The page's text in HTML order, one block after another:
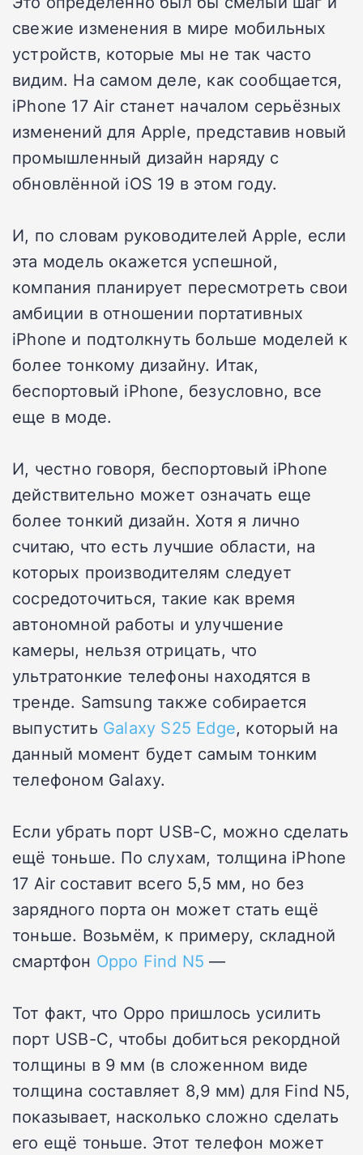
свежие изменения в мире мобильных
устройств, которые мы не так часто
видим. На самом деле, как сообщается,
iPhone 17 Air станет началом серьёзных
изменений для Apple, представив новый
промышленный дизайн наряду с
обновлённой iOS 19 в этом году.
И, по словам руководителей Apple, если
эта модель окажется успешной,
компания планирует пересмотреть свои
амбиции в отношении портативных
iPhone и подтолкнуть больше моделей к
более тонкому дизайну. Итак,
беспортовый iPhone, безусловно, все
еще в моде.
И, честно говоря, беспортовый iPhone
действительно может означать еще
более тонкий дизайн. Хотя я лично
считаю, что есть лучшие области, на
которых производителям следует
сосредоточиться, такие как время
автономной работы и улучшение
камеры, нельзя отрицать, что
ультратонкие телефоны находятся в
тренде. Samsung также собирается
выпустить Galaxy S25 Edge, который на
данный момент будет самым тонким
телефоном Galaxy.
Если убрать порт USB-C, можно сделать
ещё тоньше. По слухам, толщина iPhone
17 Air составит всего 5,5 мм, но без
зарядного порта он может стать ещё
тоньше. Возьмём, к примеру, складной
смартфон Oppo Find N5 —
Тот факт, что Oppo пришлось усилить
порт USB-C, чтобы добиться рекордной
толщины в 9 мм (в сложенном виде
толщина составляет 8,9 мм) для Find N5,
показывает, насколько сложно сделать
его ещё тоньше. Этот телефон может